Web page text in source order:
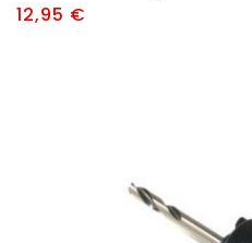
12,95 €